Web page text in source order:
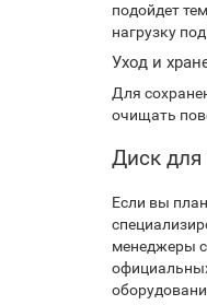
подойдет
нагрузку
Уход и
Для
очищать
Диск для
Если вы
менеджеры с